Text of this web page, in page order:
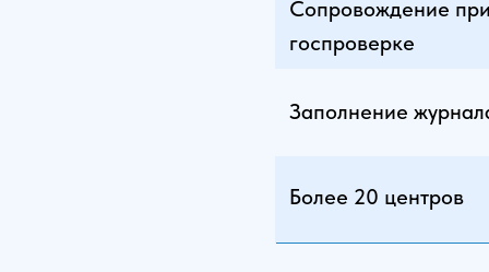
Сопровождение
госпроверке
Заполнение
Более 20 центров